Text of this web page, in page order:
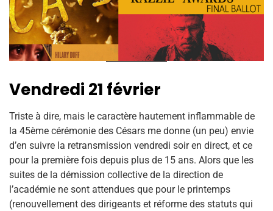
Vendredi 21 février
Triste à dire, mais le caractère hautement inflammable de
la 45ème cérémonie des Césars me donne (un peu) envie
d’en suivre la retransmission vendredi soir en direct, et ce
pour la première fois depuis plus de 15 ans. Alors que les
suites de la démission collective de la direction de
l’académie ne sont attendues que pour le printemps
(renouvellement des dirigeants et réforme des statuts qui